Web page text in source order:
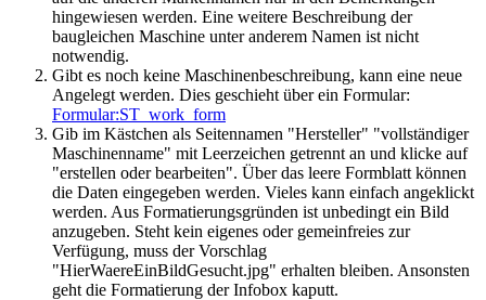
hingewiesen werden. Eine weitere Beschreibung der
baugleichen Maschine unter anderem Namen ist nicht
notwendig.
Gibt es noch keine Maschinenbeschreibung, kann eine neue
Angelegt werden. Dies geschieht über ein Formular:
Formular:ST_work_form
Gib im Kästchen als Seitennamen "Hersteller" "vollständiger
Maschinenname" mit Leerzeichen getrennt an und klicke auf
"erstellen oder bearbeiten". Über das leere Formblatt können
die Daten eingegeben werden. Vieles kann einfach angeklickt
werden. Aus Formatierungsgründen ist unbedingt ein Bild
anzugeben. Steht kein eigenes oder gemeinfreies zur
Verfügung, muss der Vorschlag
"HierWaereEinBildGesucht.jpg" erhalten bleiben. Ansonsten
geht die Formatierung der Infobox kaputt.